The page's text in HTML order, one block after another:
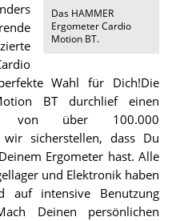
Das HAMMER
Ergometer Cardio
Motion BT.
Wahl für Dich!Die
BT durchlief einen
von über 100.000
sicherstellen, dass Du
Ergometer hast. Alle
und Elektronik haben
auf intensive Benutzung
Deinen persönlichen